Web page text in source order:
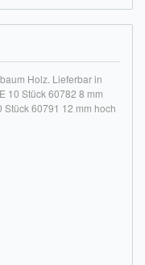
Holz. Lieferbar in
10 Stück 60782 8 mm
Stück 60791 12 mm hoch